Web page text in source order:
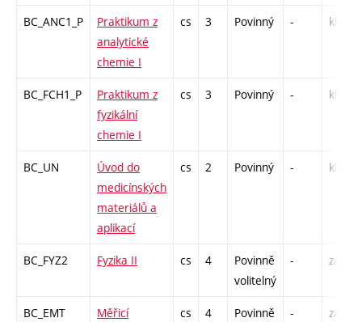
BC_ANC1_P
Praktikum z
analytické
chemie I
cs 3 Povinný - kl
BC_FCH1_P
Praktikum z
fyzikální
chemie I
cs 3 Povinný - kl
BC_UN
Úvod do
medicínských
materiálů a
aplikací
cs 2 Povinný - kl
BC_FYZ2 Fyzika II cs 4
Povinně
volitelný
- zá,zk
BC_EMT Měřicí cs 4 Povinně - zá,zk